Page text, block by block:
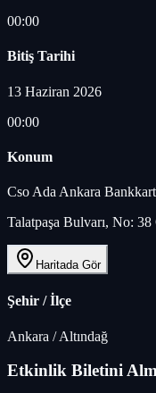
00:00
Bitiş Tarihi
13 Haziran 2026
00:00
Konum
Cso Ada Ankara
Talatpaşa Bulvarı, No:
Haritada Gör
Şehir / İlçe
Ankara /Altındağ
Etkinlik Biletini